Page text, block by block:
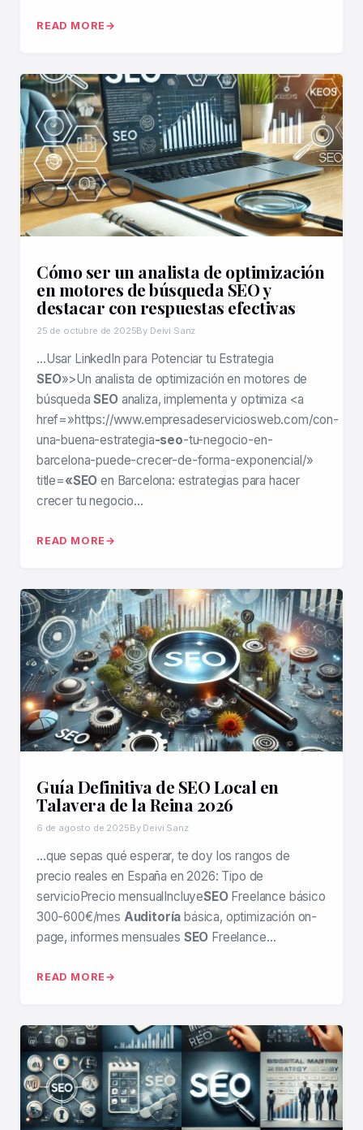
READ MORE
Cómo ser un analista de optimización
en motores de búsqueda SEO y
destacar con respuestas efectivas
25 de octubre de 2025By Deivi Sanz
…Usar LinkedIn para Potenciar tu Estrategia
SEO»>Un analista de optimización en motores de
búsquedaSEOanaliza, implementa y optimiza <a
href=»https://www.empresadeserviciosweb.com/con-
una-buena-estrategia-seo-tu-negocio-en-
barcelona-puede-crecer-de-forma-exponencial/»
title=«SEO en Barcelona: estrategias para hacer
crecer tu negocio…
READ MORE
Guía Definitiva de SEO Local en
Talavera de la Reina 2026
6 de agosto de 2025By Deivi Sanz
…que sepas qué esperar, te doy los rangos de
precio reales en España en 2026: Tipo de
servicioPrecio mensualIncluyeSEOFreelance básico
300-600€/mes Auditoría básica, optimización on-
page, informes mensuales SEO Freelance…
READ MORE